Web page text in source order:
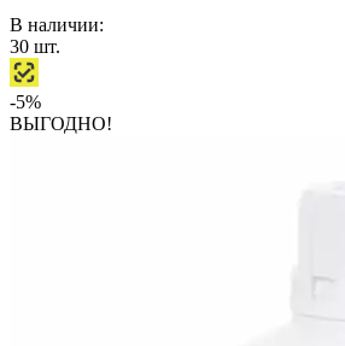
В наличии:
30 шт.
-5%
ВЫГОДНО!